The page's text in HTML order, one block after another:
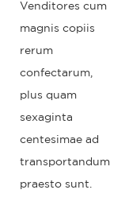
Venditores cum
magnis copiis
rerum
confectarum,
plus quam
sexaginta
centesimae ad
transportandum
praesto sunt.